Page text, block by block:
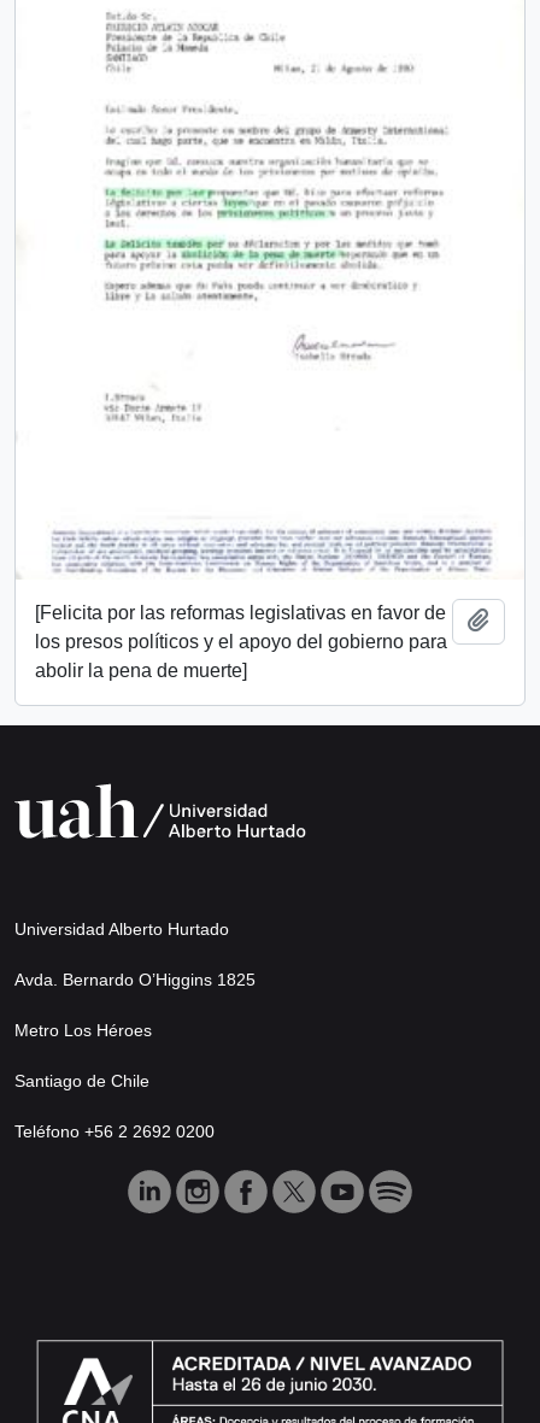
[Felicita por las reformas legislativas en favor de
los presos políticos y el apoyo del gobierno para
abolir la pena de muerte]
Universidad Alberto Hurtado
Avda. Bernardo O’Higgins 1825
Metro Los Héroes
Santiago de Chile
Teléfono +56 2 2692 0200